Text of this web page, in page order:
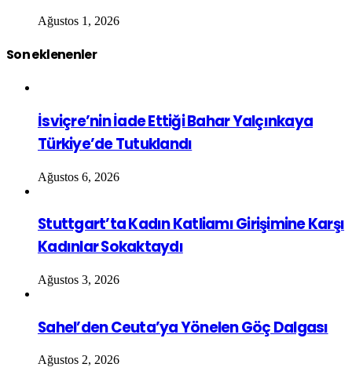
Ağustos 1, 2026
Son eklenenler
İsviçre’nin İade Ettiği Bahar Yalçınkaya
Türkiye’de Tutuklandı
Ağustos 6, 2026
Stuttgart’ta Kadın Katliamı Girişimine Karşı
Kadınlar Sokaktaydı
Ağustos 3, 2026
Sahel’den Ceuta’ya Yönelen Göç Dalgası
Ağustos 2, 2026